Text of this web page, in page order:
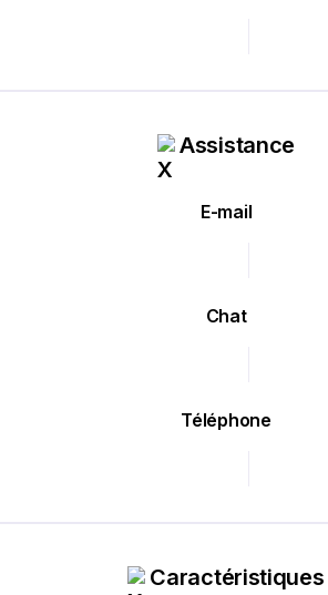
Assistance
E-mail
Chat
Téléphone
Caractéristiques